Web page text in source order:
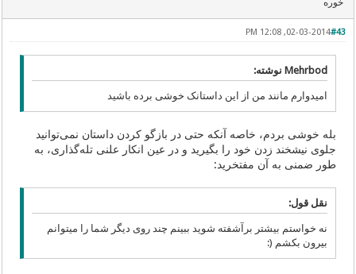
خوره
#43
02-03-2014, 12:08 PM
Mehrbod نوشته:
امیدوارم مانند من از این داستانک خوشی برده باشید
بله خوشی بردم، خاصه آنکه حتی در بازگو کردن داستان نمی‌توانید
جلوی نیشخند زدن خود را بگیرید و در عین انکار علنی تله‌گذاری، به
طور ضمنی به آن مفتخرید:
نقل قول:
نه خواستم بیشتر برآشفته شوید ببینم چند روی دیگر شما را میتوانم
بیرون بکشم (: